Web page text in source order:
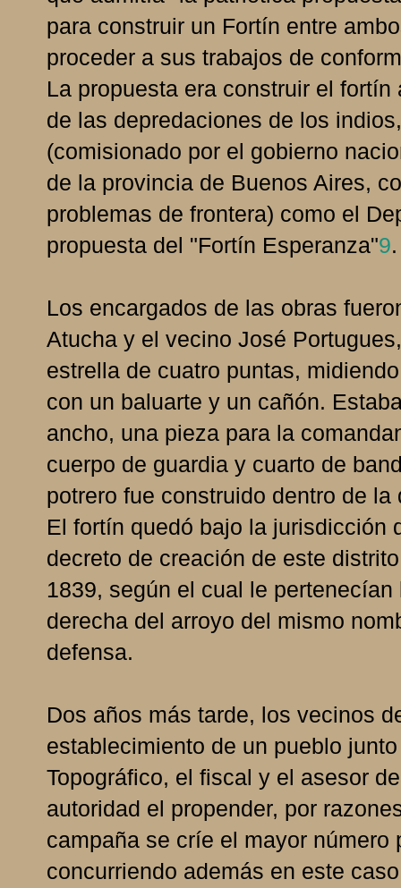
para construir un Fortín entre
proceder a sus trabajos de
La propuesta era construir el
de las depredaciones de los
(comisionado por el gobierno
de la provincia de Buenos Aires,
problemas de frontera) como el
propuesta del "Fortín Esperanza"9.
Los encargados de las obras
Atucha y el vecino José
estrella de cuatro puntas,
con un baluarte y un cañón.
ancho, una pieza para la
cuerpo de guardia y cuarto de
potrero fue construido dentro de
El fortín quedó bajo la jurisdicción
decreto de creación de este
1839, según el cual le
derecha del arroyo del mismo
defensa.
Dos años más tarde, los vecinos
establecimiento de un pueblo
Topográfico, el fiscal y el asesor
autoridad el propender, por
campaña se críe el mayor
concurriendo además en este